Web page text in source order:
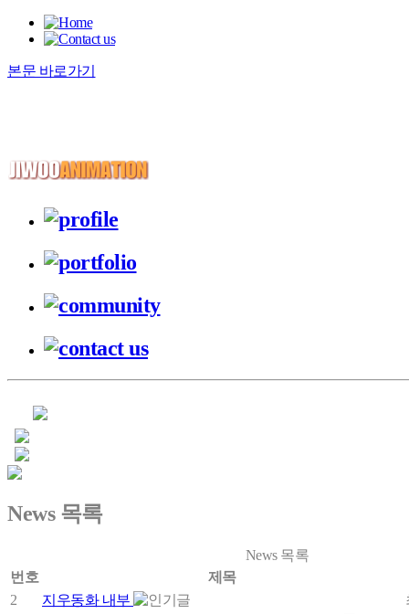
본문 바로가기
News목록
News 목록
번호
제목
2
지우동화 내부